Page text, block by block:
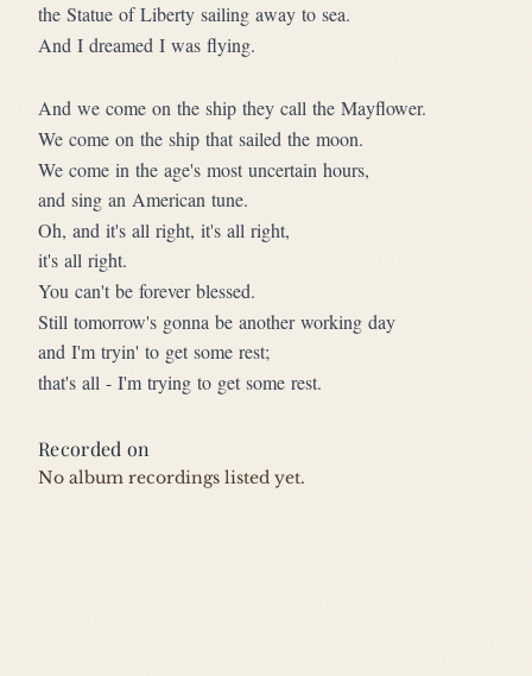
the Statue of Liberty sailing away to sea.
And I dreamed I was flying.
And we come on the ship they call the Mayflower.
We come on the ship that sailed the moon.
We come in the age's most uncertain hours,
and sing an American tune.
Oh, and it's all right, it's all right,
it's all right.
You can't be forever blessed.
Still tomorrow's gonna be another working day
and I'm tryin' to get some rest;
that's all - I'm trying to get some rest.
Recorded on
No album recordings listed yet.